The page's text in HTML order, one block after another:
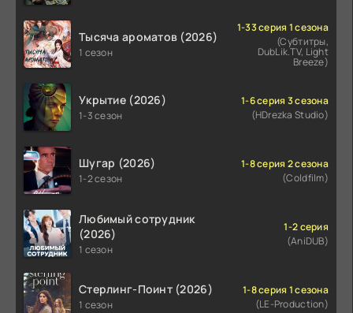
Тысяча ароматов (2026)
1 сезон
1-33 серия 1 сезона
(Субтитры,
DubLik.TV, Light
Breeze)
Укрытие (2026)
1-3 сезон
1-6 серия 3 сезона
(HDrezka Studio)
Шугар (2026)
1-2 сезон
1-8 серия 2 сезона
(Coldfilm)
Любимый сотрудник
(2026)
1 сезон
1-2 серия
(AniDUB)
Стерлинг-Поинт (2026)
1 сезон
1-8 серия 1 сезона
(LE-Production)